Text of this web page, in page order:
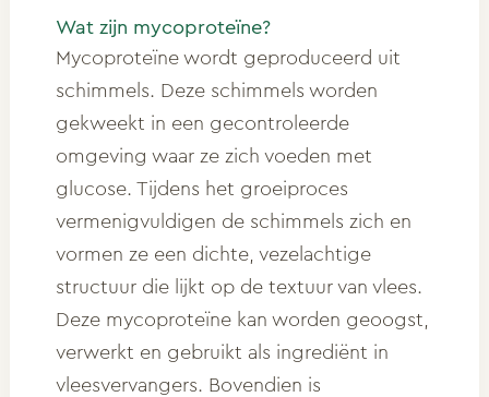
Wat zijn mycoproteïne?
Mycoproteïne wordt geproduceerd uit
schimmels. Deze schimmels worden
gekweekt in een gecontroleerde
omgeving waar ze zich voeden met
glucose. Tijdens het groeiproces
vermenigvuldigen de schimmels zich en
vormen ze een dichte, vezelachtige
structuur die lijkt op de textuur van vlees.
Deze mycoproteïne kan worden geoogst,
verwerkt en gebruikt als ingrediënt in
vleesvervangers. Bovendien is